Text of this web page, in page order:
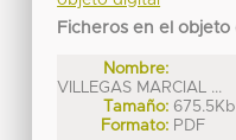
Ficheros en el objeto
Nombre:
VILLEGAS MARCIAL ...
Tamaño: 675.5Kb
Formato: PDF